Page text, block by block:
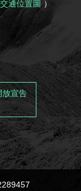
交通位置圖 ）
放宣告